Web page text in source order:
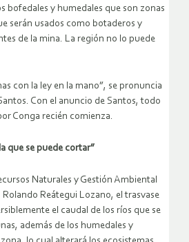
bofedales y humedales que son zonas
serán usados como botaderos y
de la mina. La región no lo puede
con la ley en la mano”, se pronuncia
Con el anuncio de Santos, todo
Conga recién comienza.
que se puede cortar”
Naturales y Gestión Ambiental
Rolando Reátegui Lozano, el trasvase
el caudal de los ríos que se
además de los humedales y